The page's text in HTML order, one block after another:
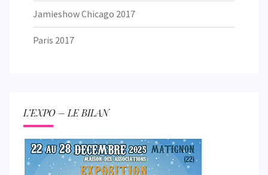
Jamieshow Chicago 2017
Paris 2017
L’EXPO – LE BILAN